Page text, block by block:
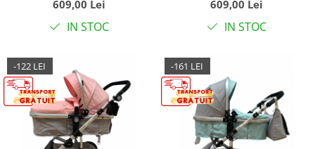
609,00 Lei
IN STOC
609,00 Lei
IN STOC
-122 LEI -161 LEI